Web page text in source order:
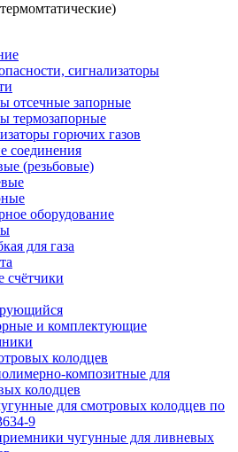
сигнализаторы
отсечные запорные
термозапорные
горючих газов
соединения
(резьбовые)
оборудование
для газа
счётчики
и комплектующие
колодцев
композитные для
колодцев
для смотровых колодцев по
9
чугунные для ливневых